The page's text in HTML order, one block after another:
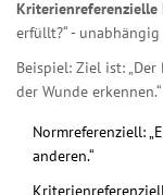
Kriterienreferenzielle
erfüllt?“ -
Beispiel: Ziel ist:
der Wunde erkennen.“
Normreferenziell:
anderen.“